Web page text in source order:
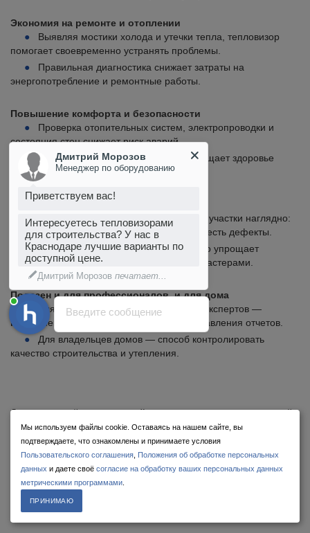
Экономия на ремонте и отоплении
Выявляя мостики холода и утечки тепла, тепловизор
помогает своевременно устранять проблемы.
Правильная диагностика снижает затраты на
энергопотребление и ремонтные работы.
Повышение комфорта и безопасности
Проверка отопительных систем, электропроводки и
состояния стен снижает риск аварий.
Контроль влажности и плесени защищает здоровье
жильцов.
Простота и наглядность
Тепловизор показывает проблемные участки наглядно:
даже непрофессионал быстро поймёт, где есть дефекты.
Возможность сохранять фото и видео упрощает
планирование ремонта и консультации с мастерами.
Полезен и для профессионалов, и для дома
Для строителей, энергоаудиторов и экспертов —
инструмент для точной диагностики и составления отчетов.
Для владельцев домов — способ контролировать
качество строительства и утепления.
Даже недорогойстроительный тепловизорстановится выгодной
инвестицией, позволяющей экономить ресурсы, контролировать
качество строительства и обеспечивать безопасность жилья.
Мы используем файлы cookie. Оставаясь на нашем сайте, вы
подтверждаете, что ознакомлены и принимаете условия
Пользовательского соглашения Положения об обработке персональных
данных и даете своё согласие на обработку ваших персональных данных
метрическими программами
ПРИНИМАЮ
Введите сообщение
Дмитрий Морозов
Менеджер по оборудованию
Приветствуем вас!
Интересуетесь тепловизорами
для строительства? У нас в
Краснодаре лучшие варианты по
доступной цене.
Дмитрий Морозов печатает...